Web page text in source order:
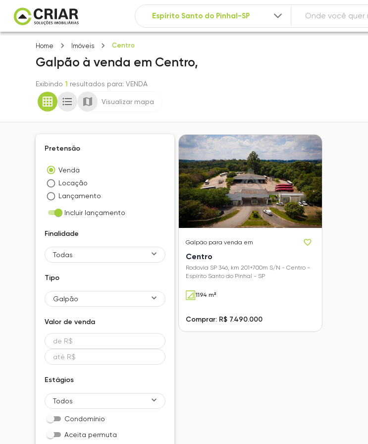
Home Imóveis Centro
Galpão à venda em Centro,
Exibindo 1 resultados para: VENDA
Visualizar mapa
Pretensão
Venda
Locação
Lançamento
Incluir lançamento
Finalidade
Todas
Tipo
Galpão
Valor de venda
Estágios
Todos
Condomínio
Aceita permuta
Galpão para venda em
Centro
Rodovia SP 346, km 201+700m S/N - Centro -
Espírito Santo do Pinhal - SP
1194 m²
Comprar: R$ 7.490.000